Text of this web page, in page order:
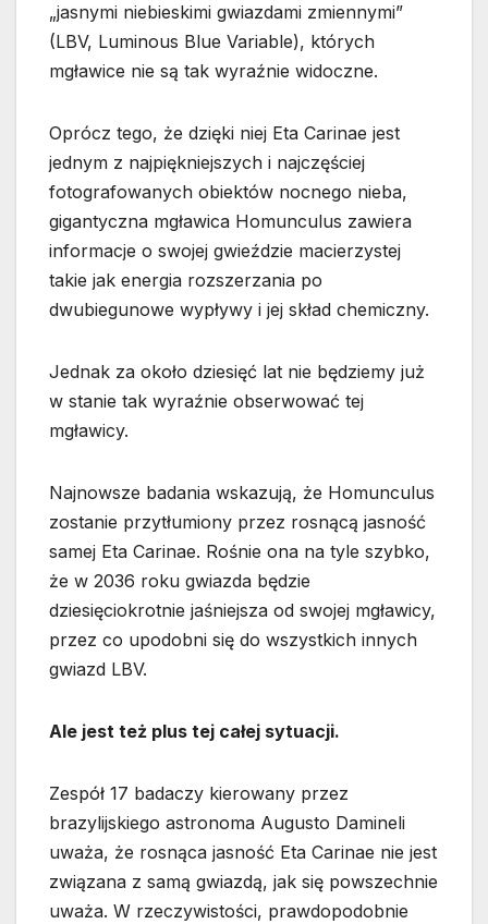
„jasnymi niebieskimi gwiazdami zmiennymi”
(LBV, Luminous Blue Variable), których
mgławice nie są tak wyraźnie widoczne.
Oprócz tego, że dzięki niej Eta Carinae jest
jednym z najpiękniejszych i najczęściej
fotografowanych obiektów nocnego nieba,
gigantyczna mgławica Homunculus zawiera
informacje o swojej gwieździe macierzystej
takie jak energia rozszerzania po
dwubiegunowe wypływy i jej skład chemiczny.
Jednak za około dziesięć lat nie będziemy już
w stanie tak wyraźnie obserwować tej
mgławicy.
Najnowsze badania wskazują, że Homunculus
zostanie przytłumiony przez rosnącą jasność
samej Eta Carinae. Rośnie ona na tyle szybko,
że w 2036 roku gwiazda będzie
dziesięciokrotnie jaśniejsza od swojej mgławicy,
przez co upodobni się do wszystkich innych
gwiazd LBV.
Ale jest też plus tej całej sytuacji.
Zespół 17 badaczy kierowany przez
brazylijskiego astronoma Augusto Damineli
uważa, że rosnąca jasność Eta Carinae nie jest
związana z samą gwiazdą, jak się powszechnie
uważa. W rzeczywistości, prawdopodobnie